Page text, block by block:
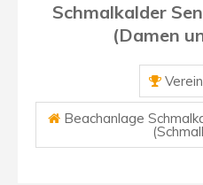
Schmalkalder
(Damen
Beachanlage